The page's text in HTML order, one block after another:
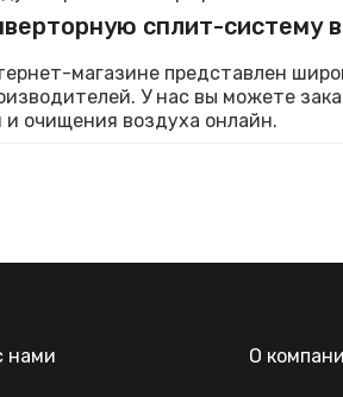
сплит-систему
магазине представлен
У нас вы можете
очищения воздуха онлайн.
нами О